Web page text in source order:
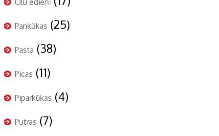
Olu ēdieni
Pankūkas (25)
Pasta (38)
Picas (11)
Piparkūkas (4)
Putras (7)